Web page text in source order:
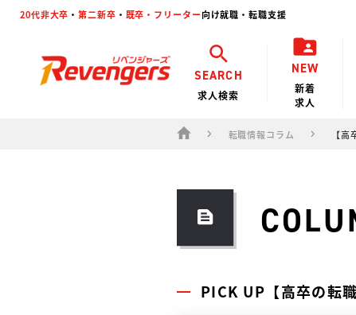
20代非大卒 ・第二新卒 ・ 既卒・フリーター向け就職・転職支援
SEARCH
求人検索
NEW
新着
求人
転職情報コラム 【
PICK UP【高卒の転